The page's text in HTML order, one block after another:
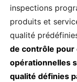
inspections
produits et
qualité
de contrôle pour
opérationnelles
qualité définies